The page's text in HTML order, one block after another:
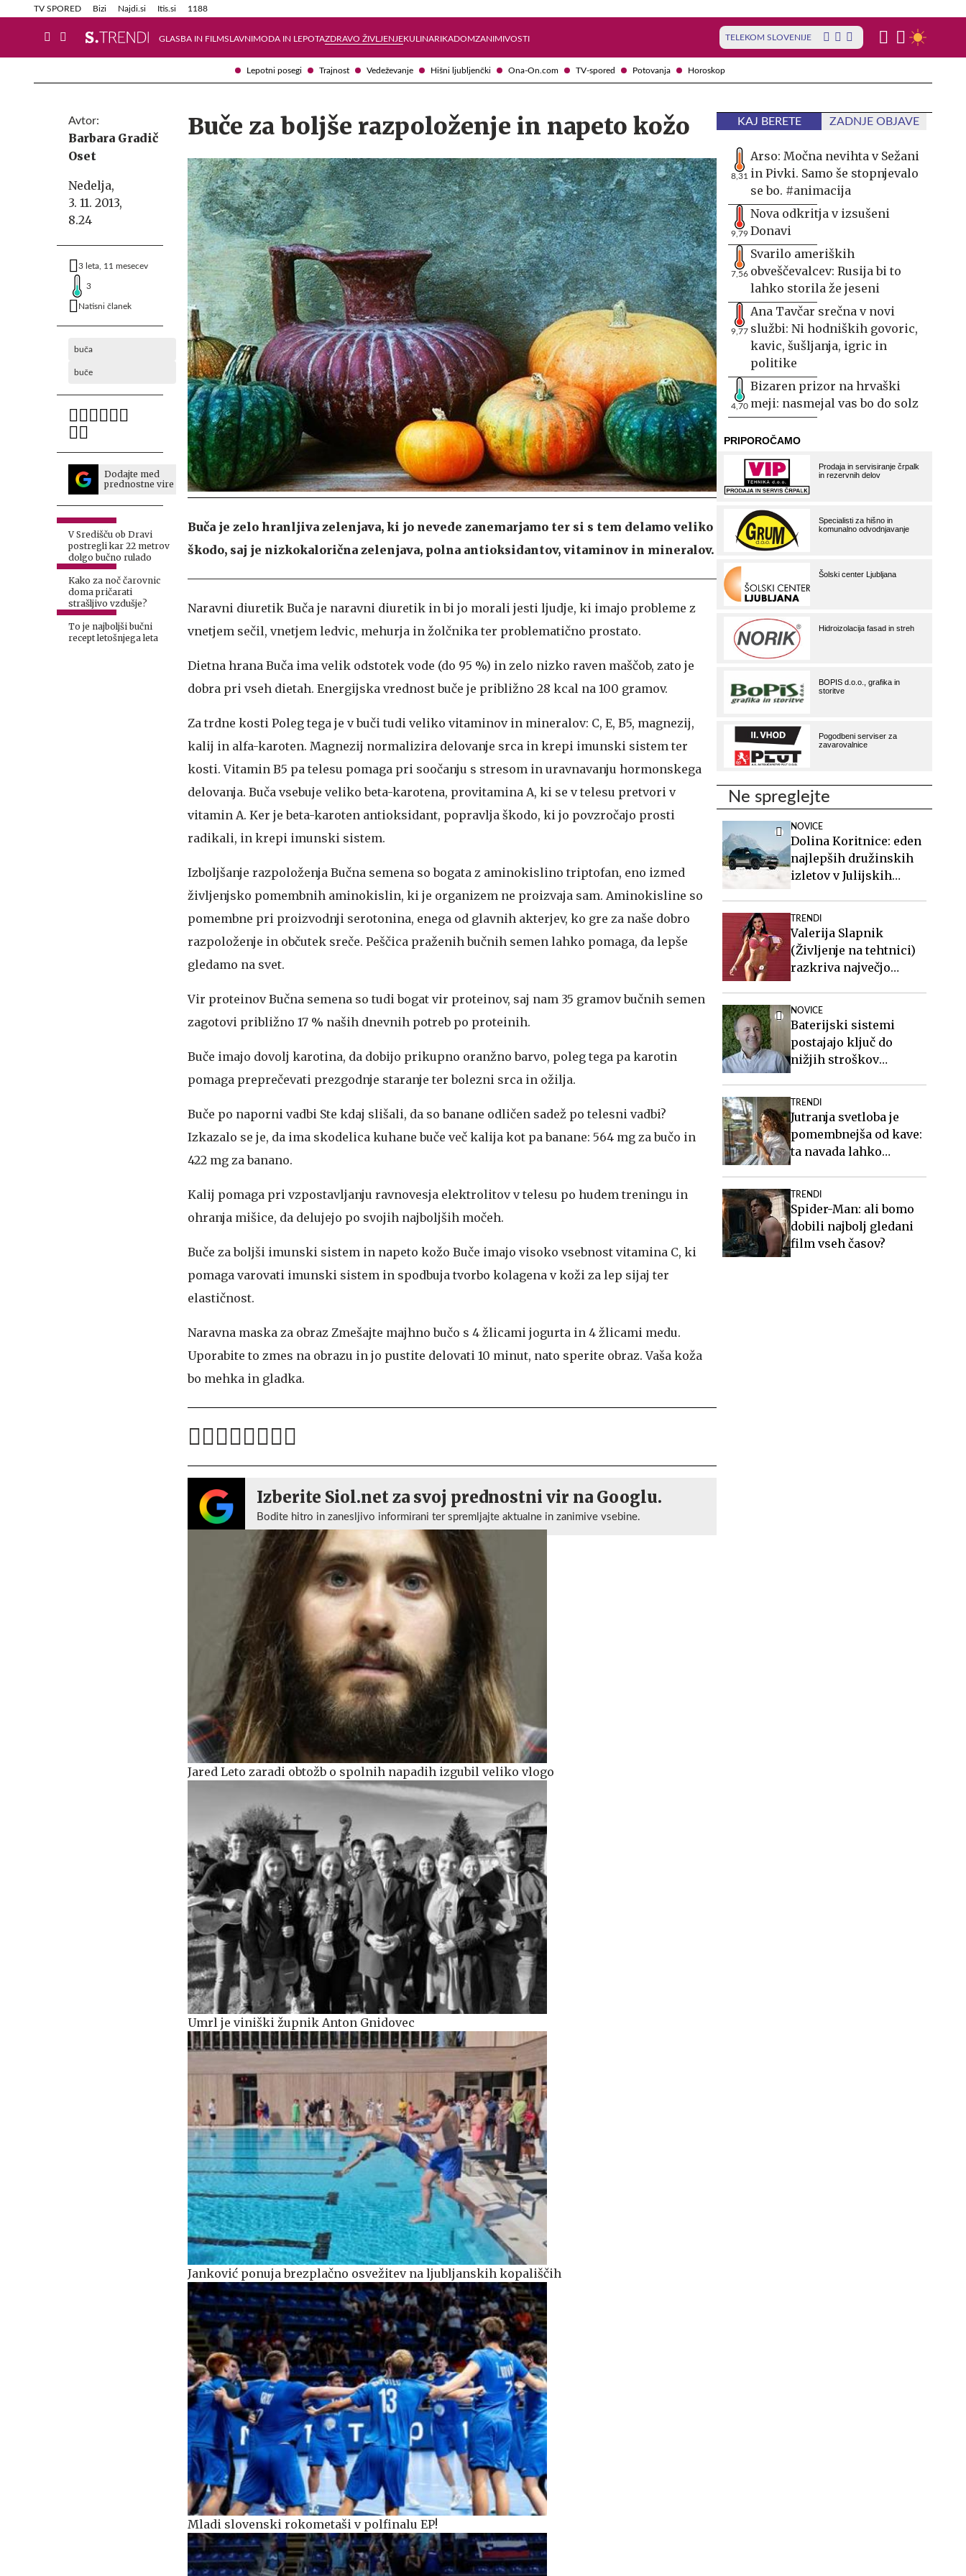
Lepotni posegi Trajnost Vedeževanje Hišni ljubljenčki Ona-On.com TV-spored Potovanja Horoskop
TV SPORED Bizi Najdi.si Itis.si 1188
GLASBA IN FILMSLAVNIMODA IN LEPOTAZDRAVO ŽIVLJENJEKULINARIKADOMZANIMIVOSTI TELEKOM SLOVENIJE
Info in obvestila Tehnik
Avtor:
Barbara Gradič
Oset
Nedelja,
3. 11. 2013,
8.24
3 leta, 11 mesecev
3
Natisni članek
buča
buče
Dodajte med
prednostne vire
V Središču ob Dravi
postregli kar 22 metrov
dolgo bučno rulado
Kako za noč čarovnic
doma pričarati
strašljivo vzdušje?
To je najboljši bučni
recept letošnjega leta
Buče za boljše razpoloženje in napeto kožo
Buča je zelo hranljiva zelenjava, ki jo nevede zanemarjamo ter si s tem delamo veliko
škodo, saj je nizkokalorična zelenjava, polna antioksidantov, vitaminov in mineralov.
Naravni diuretik Buča je naravni diuretik in bi jo morali jesti ljudje, ki imajo probleme z
vnetjem sečil, vnetjem ledvic, mehurja in žolčnika ter problematično prostato.
Dietna hrana Buča ima velik odstotek vode (do 95 %) in zelo nizko raven maščob, zato je
dobra pri vseh dietah. Energijska vrednost buče je približno 28 kcal na 100 gramov.
Za trdne kosti Poleg tega je v buči tudi veliko vitaminov in mineralov: C, E, B5, magnezij,
kalij in alfa-karoten. Magnezij normalizira delovanje srca in krepi imunski sistem ter
kosti. Vitamin B5 pa telesu pomaga pri soočanju s stresom in uravnavanju hormonskega
delovanja. Buča vsebuje veliko beta-karotena, provitamina A, ki se v telesu pretvori v
vitamin A. Ker je beta-karoten antioksidant, popravlja škodo, ki jo povzročajo prosti
radikali, in krepi imunski sistem.
Izboljšanje razpoloženja Bučna semena so bogata z aminokislino triptofan, eno izmed
življenjsko pomembnih aminokislin, ki je organizem ne proizvaja sam. Aminokisline so
pomembne pri proizvodnji serotonina, enega od glavnih akterjev, ko gre za naše dobro
razpoloženje in občutek sreče. Peščica praženih bučnih semen lahko pomaga, da lepše
gledamo na svet.
Vir proteinovBučna semena so tudi bogat vir proteinov, saj nam 35 gramov bučnih semen
zagotovi približno 17 % naših dnevnih potreb po proteinih.
Buče imajo dovolj karotina, da dobijo prikupno oranžno barvo, poleg tega pa karotin
pomaga preprečevati prezgodnje staranje ter bolezni srca in ožilja.
Buče po naporni vadbi Ste kdaj slišali, da so banane odličen sadež po telesni vadbi?
Izkazalo se je, da ima skodelica kuhane buče več kalija kot pa banane: 564 mg za bučo in
422 mg za banano.
Kalij pomaga pri vzpostavljanju ravnovesja elektrolitov v telesu po hudem treningu in
ohranja mišice, da delujejo po svojih najboljših močeh.
Buče za boljši imunski sistem in napeto kožo Buče imajo visoko vsebnost vitamina C, ki
pomaga varovati imunski sistem in spodbuja tvorbo kolagena v koži za lep sijaj ter
elastičnost.
Naravna maska za obraz Zmešajte majhno bučo s 4 žlicami jogurta in 4 žlicami medu.
Uporabite to zmes na obrazu in jo pustite delovati 10 minut, nato sperite obraz. Vaša koža
bo mehka in gladka.
Izberite Siol.net za svoj prednostni vir na Googlu.
Bodite hitro in zanesljivo informirani ter spremljajte aktualne in zanimive vsebine.
Jared Leto zaradi obtožb o spolnih napadih izgubil veliko vlogo
Umrl je viniški župnik Anton Gnidovec
Janković ponuja brezplačno osvežitev na ljubljanskih kopališčih
Mladi slovenski rokometaši v polfinalu EP!
KAJ BERETE ZADNJE OBJAVE
8,31
Arso: Močna nevihta v Sežani
in Pivki. Samo še stopnjevalo
se bo. #animacija
9,79
Nova odkritja v izsušeni
Donavi
7,56
Svarilo ameriških
obveščevalcev: Rusija bi to
lahko storila že jeseni
9,77
Ana Tavčar srečna v novi
službi: Ni hodniških govoric,
kavic, šušljanja, igric in
politike
4,70
Bizaren prizor na hrvaški
meji: nasmejal vas bo do solz
Ne spreglejte
NOVICE
Dolina Koritnice: eden
najlepših družinskih
izletov v Julijskih
TRENDI
Valerija Slapnik
(Življenje na tehtnici)
razkriva največjo
NOVICE
Baterijski sistemi
postajajo ključ do
nižjih stroškov
TRENDI
Jutranja svetloba je
pomembnejša od kave:
ta navada lahko
TRENDI
Spider-Man: ali bomo
dobili najbolj gledani
film vseh časov?